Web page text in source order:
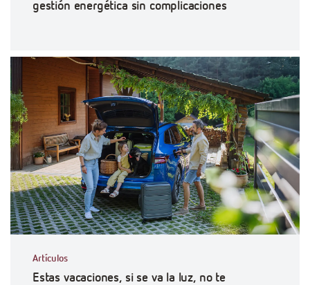
gestión energética sin complicaciones
Artículos
Estas vacaciones, si se va la luz, no te